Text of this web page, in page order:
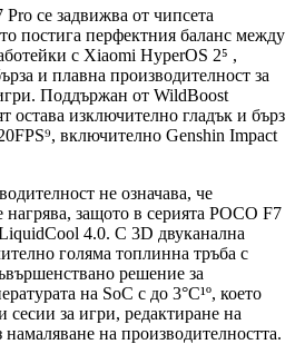
се задвижва от чипсета
постига перфектния баланс между
с Xiaomi HyperOS 2⁵ ,
и плавна производителност за
Поддържан от WildBoost
остава изключително гладък и бърз
включително Genshin Impact
не означава, че
нагрява, защото в серията POCO F7
4.0. С 3D двуканална
голяма топлинна тръба с
решение за
на SoC с до 3°C¹º, което
сесии за игри, редактиране на
на производителността.